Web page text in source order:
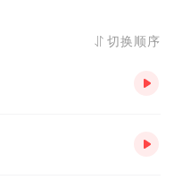
把脸放地上摩擦。 “抱大
我没想打她们的。” “皇
地最服她，每天作出新花
捏皇帝的肩膀，刚才她不
。” 皇帝嘴角扬起不明显
切换顺序